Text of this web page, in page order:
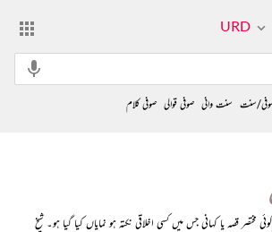
قصہ یا کہانی جس میں کسی اخلاقی نکتہ ہو نمایاں کیا گیا ہو۔ شیخ
URD
سنت سنت وانی صوفی قوالی صوفی کلام